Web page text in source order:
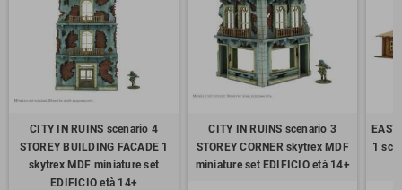
CITY IN RUINS scenario 4
STOREY BUILDING FACADE 1
skytrex MDF miniature set
EDIFICIO età 14+
CITY IN RUINS scenario 3
STOREY CORNER skytrex MDF
miniature set EDIFICIO età 14+
1